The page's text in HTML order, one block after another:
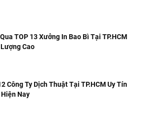
TOP 13 Xưởng In Bao Bì Tại TP.HCM
Cao
Công Ty Dịch Thuật Tại TP.HCM Uy Tín
Nay